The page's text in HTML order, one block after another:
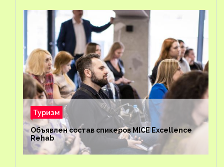
Туризм
Объявлен состав спикеров MICE Excellence
Rehab